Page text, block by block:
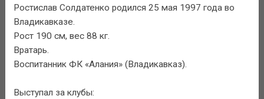
Ростислав Солдатенко родился 25 мая 1997 года во
Владикавказе.
Рост 190 см, вес 88 кг.
Вратарь.
Воспитанник ФК «Алания» (Владикавказ).
Выступал за клубы: